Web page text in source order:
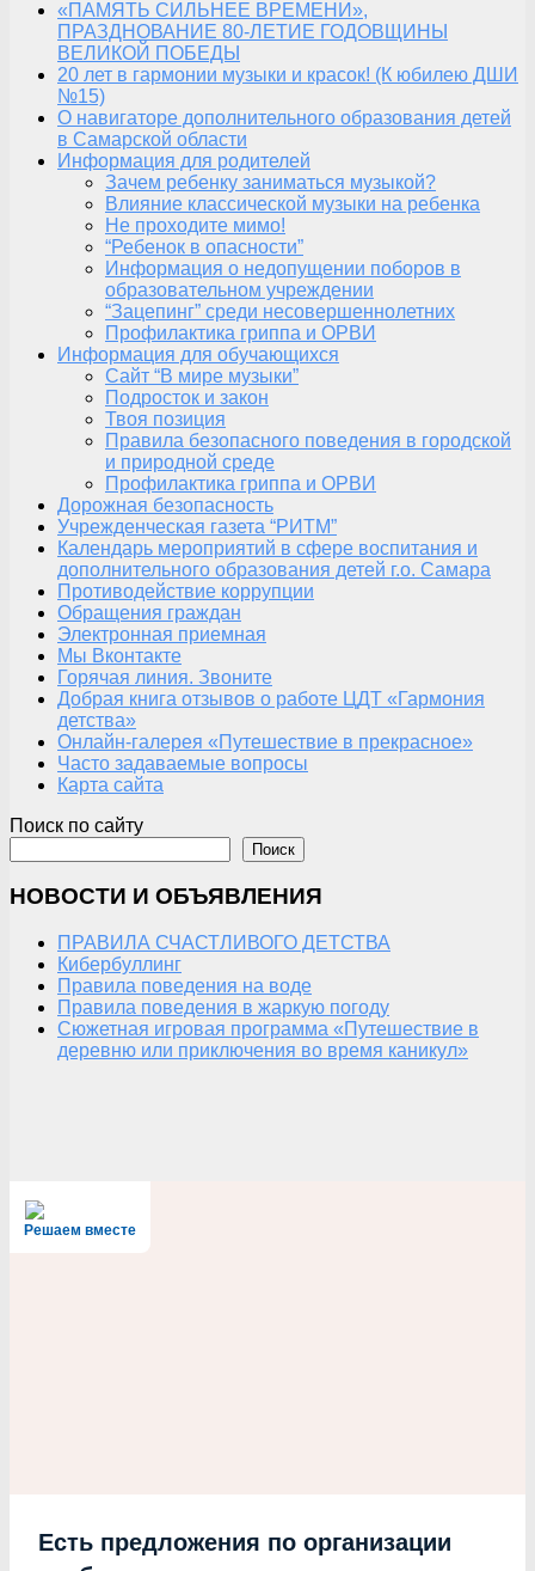
«ПАМЯТЬ СИЛЬНЕЕ ВРЕМЕНИ»,
ПРАЗДНОВАНИЕ 80-ЛЕТИЕ ГОДОВЩИНЫ
ВЕЛИКОЙ ПОБЕДЫ
20 лет в гармонии музыки и красок! (К юбилею ДШИ
№15)
О навигаторе дополнительного образования детей
в Самарской области
Информация для родителей
Зачем ребенку заниматься музыкой?
Влияние классической музыки на ребенка
Не проходите мимо!
“Ребенок в опасности”
Информация о недопущении поборов в
образовательном учреждении
“Зацепинг” среди несовершеннолетних
Профилактика гриппа и ОРВИ
Информация для обучающихся
Сайт “В мире музыки”
Подросток и закон
Твоя позиция
Правила безопасного поведения в городской
и природной среде
Профилактика гриппа и ОРВИ
Дорожная безопасность
Учрежденческая газета “РИТМ”
Календарь мероприятий в сфере воспитания и
дополнительного образования детей г.о. Самара
Противодействие коррупции
Обращения граждан
Электронная приемная
Мы Вконтакте
Горячая линия. Звоните
Добрая книга отзывов о работе ЦДТ «Гармония
детства»
Онлайн-галерея «Путешествие в прекрасное»
Часто задаваемые вопросы
Карта сайта
Поиск по сайту
Поиск
НОВОСТИ И ОБЪЯВЛЕНИЯ
ПРАВИЛА СЧАСТЛИВОГО ДЕТСТВА
Кибербуллинг
Правила поведения на воде
Правила поведения в жаркую погоду
Сюжетная игровая программа «Путешествие в
деревню или приключения во время каникул»
Решаем вместе
Есть предложения по организации